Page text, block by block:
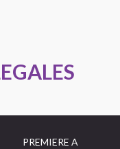
PREMIERE A